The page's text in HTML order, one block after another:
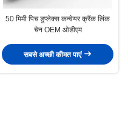
50 मिमी पिच डुप्लेक्स कन्वेयर क्रैंक लिंक
चेन OEM ओडीएम
सबसे अच्छी कीमत पाएं